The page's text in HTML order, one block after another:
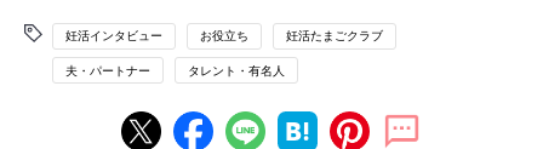
妊活インタビュー お役立ち 妊活たまごクラブ
夫・パートナー タレント・有名人